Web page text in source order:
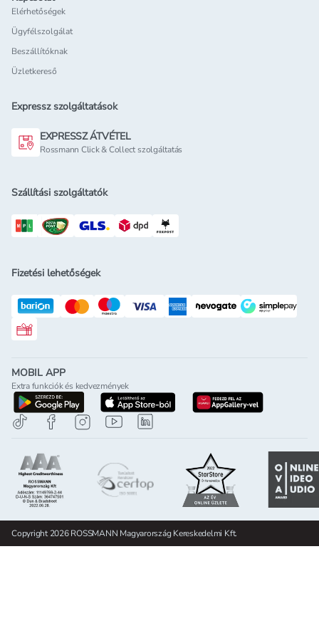
házhoz szállítással vagy személyes átvétellel valamelyik
üzletünkben!
Elérhetőségek
Ügyfélszolgálat
Beszállítóknak
Üzletkereső
Expressz szolgáltatások
EXPRESSZ ÁTVÉTEL
Rossmann Click & Collect szolgáltatás
Szállítási szolgáltatók
Fizetési lehetőségek
Rossmann ajándékkártya
MOBIL APP
Extra funkciók és kedvezmények
letöltés a google-play-rölletöltés az app-store-ból
letöltés
Copyright 2026 ROSSMANN Magyarország Kereskedelmi Kft.